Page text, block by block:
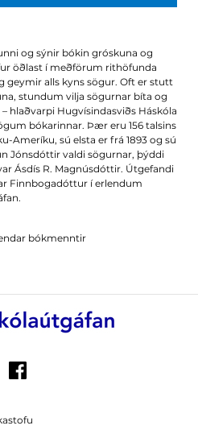
og sýnir bókin gróskuna og
öðlast í meðförum rithöfunda
geymir alls kyns sögur. Oft er stutt
stundum vilja sögurnar bíta og
hlaðvarpi Hugvísindasviðs Háskóla
bókarinnar. Þær eru 156 talsins
Ameríku, sú elsta er frá 1893 og sú
Jónsdóttir valdi sögurnar, þýddi
Ásdís R. Magnúsdóttir. Útgefandi
Finnbogadóttur í erlendum
bókmenntir